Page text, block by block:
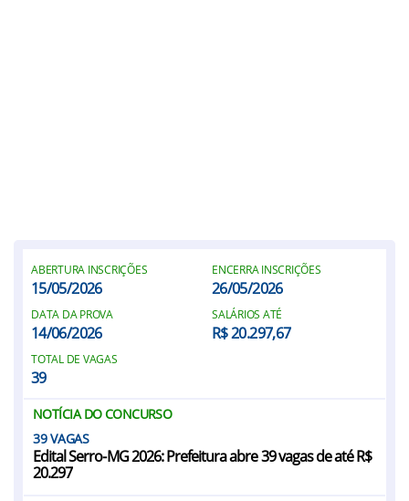
ABERTURA INSCRIÇÕES
15/05/2026
ENCERRA INSCRIÇÕES
26/05/2026
DATA DA PROVA
14/06/2026
SALÁRIOS ATÉ
R$ 20.297,67
TOTAL DE VAGAS
39
NOTÍCIA DO CONCURSO
39
Edital Serro-MG 2026: Prefeitura abre 39 vagas de até R$
20.297